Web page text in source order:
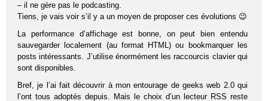
– il ne gère pas le podcasting.
Tiens, je vais voir s’il y a un moyen de proposer ces évolutions 😉
La performance d’affichage est bonne, on peut bien entendu
sauvegarder localement (au format HTML) ou bookmarquer les
posts intéressants. J’utilise énormément les raccourcis clavier qui
sont disponibles.
Bref, je l’ai fait découvrir à mon entourage de geeks web 2.0 qui
l’ont tous adoptés depuis. Mais le choix d’un lecteur RSS reste